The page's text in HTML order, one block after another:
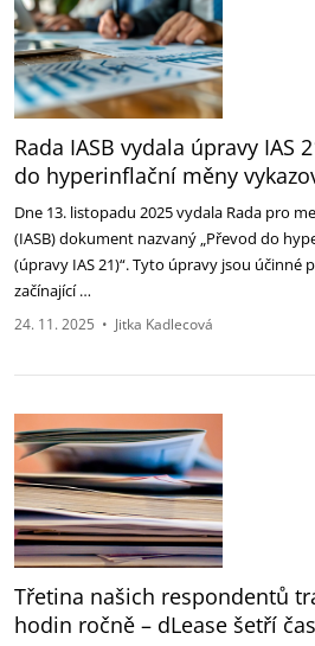
Rada IASB vydala úpravy IAS
do hyperinflační měny
Dne 13. listopadu 2025 vydala Rada pro
(IASB) dokument nazvaný „Převod do
(úpravy IAS 21)“. Tyto úpravy jsou účinné
začínající …
24. 11. 2025 • Jitka Kadlecová
Třetina našich respondentů
hodin ročně – dLease šetří